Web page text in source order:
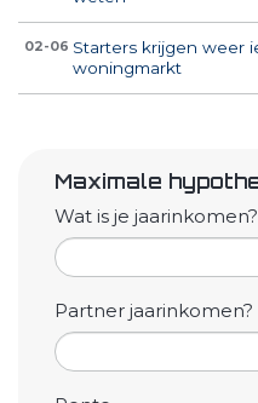
02-06 Starters krijgen weer
woningmarkt
Maximale
Wat is je jaarinkomen?
Partner jaarinkomen?